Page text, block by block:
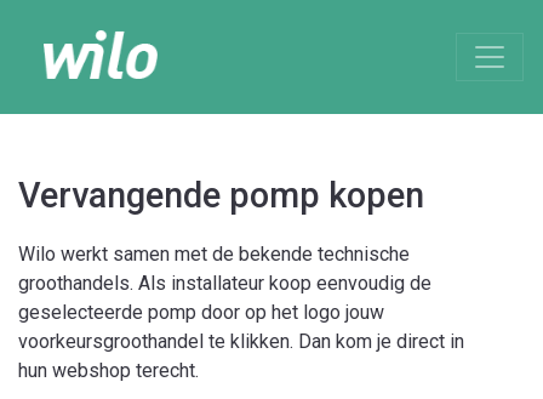
Vervangende pomp kopen
Wilo werkt samen met de bekende technische
groothandels. Als installateur koop eenvoudig de
geselecteerde pomp door op het logo jouw
voorkeursgroothandel te klikken. Dan kom je direct in
hun webshop terecht.